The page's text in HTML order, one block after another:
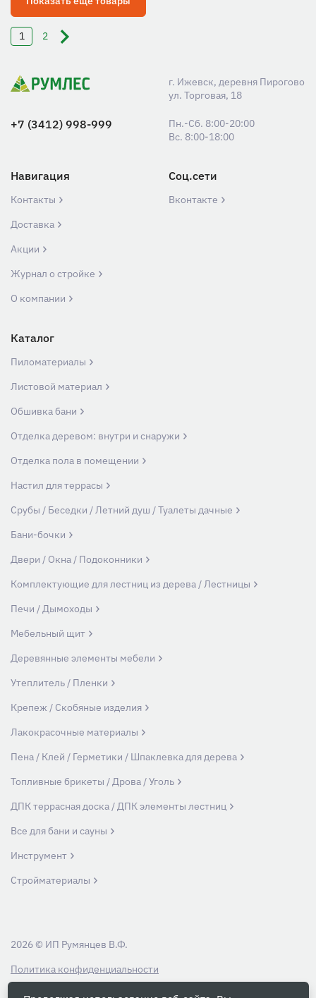
1 2
г. Ижевск, деревня Пирогово
ул. Торговая, 18
+7 (3412) 998-999
Пн.-Сб. 8:00-20:00
Вс. 8:00-18:00
Навигация
Контакты
Доставка
Акции
Журнал о стройке
О компании
Соц.сети
Вконтакте
Каталог
Пиломатериалы
Листовой материал
Обшивка бани
Отделка деревом: внутри и снаружи
Отделка пола в помещении
Настил для террасы
Срубы / Беседки / Летний душ / Туалеты дачные
Бани-бочки
Двери / Окна / Подоконники
Комплектующие для лестниц из дерева / Лестницы
Печи / Дымоходы
Мебельный щит
Деревянные элементы мебели
Утеплитель / Пленки
Крепеж / Скобяные изделия
Лакокрасочные материалы
Пена / Клей / Герметики / Шпаклевка для дерева
Топливные брикеты / Дрова / Уголь
ДПК террасная доска / ДПК элементы лестниц
Все для бани и сауны
Инструмент
Стройматериалы
Политика конфиденциальности
2026 © ИП Румянцев В.Ф.